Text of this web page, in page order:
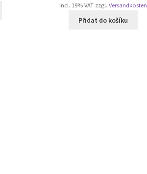
incl. 19% VAT zzgl.Versandkosten
Přidat do košíku